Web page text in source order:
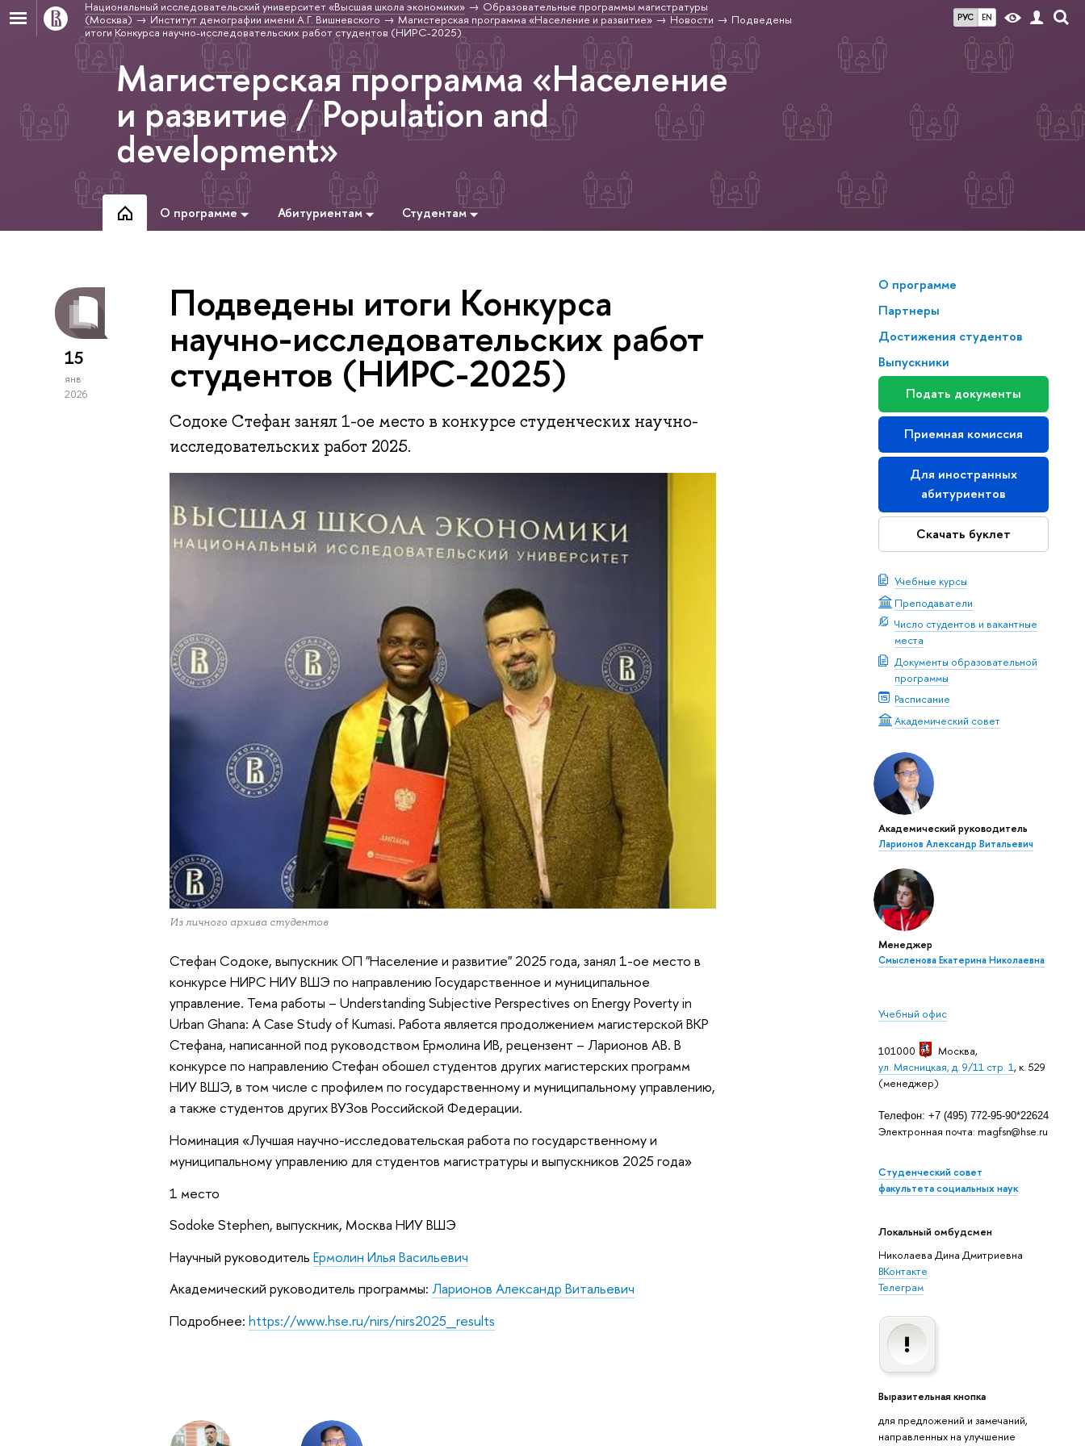
РУС EN
Национальный исследовательский университет «Высшая школа экономики»
Образовательные программы магистратуры
(Москва)
Институт демографии имени А.Г. Вишневского Магистерская программа «Население и развитие» Новости
Подведены
итоги Конкурса научно-исследовательских работ студентов (НИРС-2025)
Магистерская программа «Население
и развитие / Population and
development»
О программе Абитуриентам Студентам
О программе
Партнеры
Достижения студентов
Выпускники
Подать документы
Приемная комиссия
Для иностранных
абитуриентов
Скачать буклет
Учебные курсы
Преподаватели
Число студентов и вакантные
места
Документы образовательной
программы
Расписание
Академический совет
Академический руководитель
Ларионов Александр Витальевич
Менеджер
Смысленова Екатерина Николаевна
Учебный офис
101000 Москва,
ул. Мясницкая, д. 9/11 стр. 1 , к. 529
(менеджер)
Телефон: +7 (495) 772-95-90*22624
Электронная почта: magfsn@hse.ru
Студенческий совет
факультета социальных наук
Локальный омбудсмен
Николаева Дина Дмитриевна
ВКонтакте
Телеграм
Выразительная кнопка
для предложений и замечаний,
направленных на улучшение
15
янв
2026
Подведены итоги Конкурса
научно-исследовательских работ
студентов (НИРС-2025)
Содоке Стефан занял 1-ое место в конкурсе студенческих научно-
исследовательских работ 2025.
Из личного архива студентов
Стефан Содоке, выпускник ОП "Население и развитие" 2025 года, занял 1-ое место в
конкурсе НИРС НИУ ВШЭ по направлению Государственное и муниципальное
управление. Тема работы – Understanding Subjective Perspectives on Energy Poverty in
Urban Ghana: A Case Study of Kumasi. Работа является продолжением магистерской ВКР
Стефана, написанной под руководством Ермолина ИВ, рецензент – Ларионов АВ. В
конкурсе по направлению Стефан обошел студентов других магистерских программ
НИУ ВШЭ, в том числе с профилем по государственному и муниципальному управлению,
а также студентов других ВУЗов Российской Федерации.
Номинация «Лучшая научно-исследовательская работа по государственному и
муниципальному управлению для студентов магистратуры и выпускников 2025 года»
1 место
Sodoke Stephen, выпускник, Москва НИУ ВШЭ
Научный руководитель Ермолин Илья Васильевич
Академический руководитель программы: Ларионов Александр Витальевич
Подробнее: https://www.hse.ru/nirs/nirs2025_results